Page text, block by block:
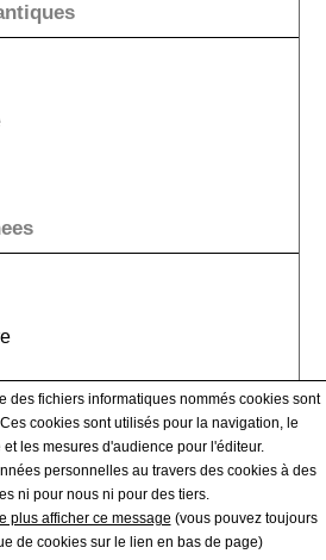
des fichiers informatiques nommés cookies sont
cookies sont utilisés pour la navigation, le
les mesures d'audience pour l'éditeur.
personnelles au travers des cookies à des
ni pour nous ni pour des tiers.
plus afficher ce message (vous pouvez toujours
de cookies sur le lien en bas de page)